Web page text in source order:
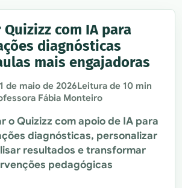
com IA para
diagnósticas
mais engajadoras
de maio de 2026Leitura de 10 min
Fábia Monteiro
o Quizizz com apoio de IA para
diagnósticas, personalizar
resultados e transformar
pedagógicas